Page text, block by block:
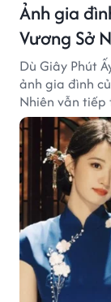
Ảnh gia
Vương Sở
Dù Giây Phút
ảnh gia đình
Nhiên vẫn
giả.